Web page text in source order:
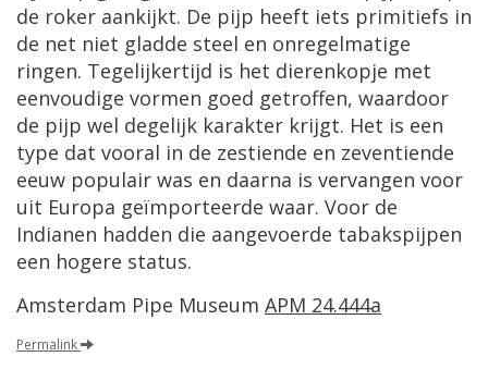
de roker aankijkt. De pijp heeft iets primitiefs in
de net niet gladde steel en onregelmatige
ringen. Tegelijkertijd is het dierenkopje met
eenvoudige vormen goed getroffen, waardoor
de pijp wel degelijk karakter krijgt. Het is een
type dat vooral in de zestiende en zeventiende
eeuw populair was en daarna is vervangen voor
uit Europa geïmporteerde waar. Voor de
Indianen hadden die aangevoerde tabakspijpen
een hogere status.
Amsterdam Pipe Museum APM 24.444a
Permalink